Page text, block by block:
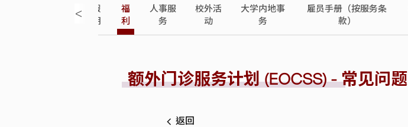
<
假
期
福
利
人事服
务
校外活
动
大学内地事
务
雇员手册（按服务条
款）
额外门诊服务计划 (EOCSS) - 常见问题
返回